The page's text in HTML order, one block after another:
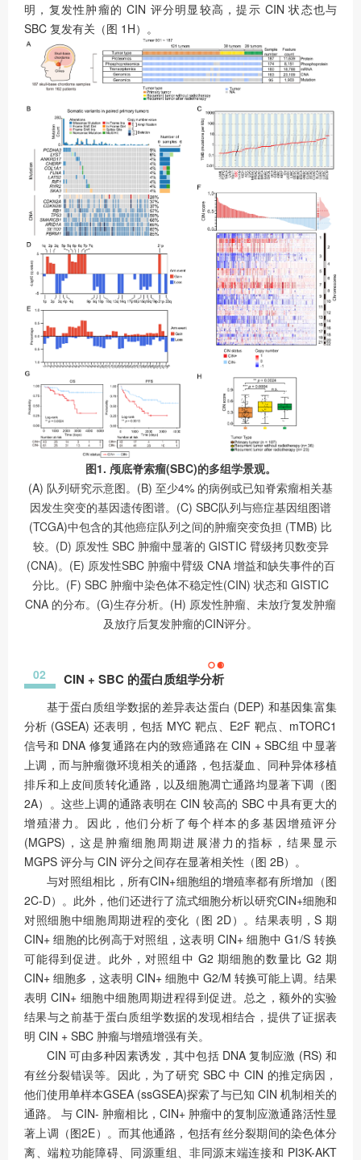
明，复发性肿瘤的 CIN 评分明显较高，提示 CIN 状态也与
SBC 复发有关（图 1H）。
图1. 颅底脊索瘤(SBC)的多组学景观。
(A) 队列研究示意图。(B) 至少4% 的病例或已知脊索瘤相关基
因发生突变的基因遗传图谱。(C) SBC队列与癌症基因组图谱
(TCGA)中包含的其他癌症队列之间的肿瘤突变负担 (TMB) 比
较。(D) 原发性 SBC 肿瘤中显著的 GISTIC 臂级拷贝数变异
(CNA)。(E) 原发性SBC 肿瘤中臂级 CNA 增益和缺失事件的百
分比。(F) SBC 肿瘤中染色体不稳定性(CIN) 状态和 GISTIC
CNA 的分布。(G)生存分析。(H) 原发性肿瘤、未放疗复发肿瘤
及放疗后复发肿瘤的CIN评分。
02 CIN + SBC 的蛋白质组学分析
基于蛋白质组学数据的差异表达蛋白 (DEP) 和基因集富集
分析 (GSEA) 还表明，包括 MYC 靶点、E2F 靶点、mTORC1
信号和 DNA 修复通路在内的致癌通路在 CIN + SBC组 中显著
上调，而与肿瘤微环境相关的通路，包括凝血、同种异体移植
排斥和上皮间质转化通路，以及细胞凋亡通路均显著下调（图
2A）。这些上调的通路表明在 CIN 较高的 SBC 中具有更大的
增殖潜力。因此，他们分析了每个样本的多基因增殖评分
(MGPS)，这是肿瘤细胞周期进展潜力的指标，结果显示
MGPS 评分与 CIN 评分之间存在显著相关性（图 2B）。
与对照组相比，所有CIN+细胞组的增殖率都有所增加（图
2C-D）。此外，他们还进行了流式细胞分析以研究CIN+细胞和
对照细胞中细胞周期进程的变化（图 2D）。结果表明，S 期
CIN+ 细胞的比例高于对照组，这表明 CIN+ 细胞中 G1/S 转换
可能得到促进。此外，对照组中 G2 期细胞的数量比 G2 期
CIN+ 细胞多，这表明 CIN+ 细胞中 G2/M 转换可能上调。结果
表明 CIN+ 细胞中细胞周期进程得到促进。总之，额外的实验
结果与之前基于蛋白质组学数据的发现相结合，提供了证据表
明 CIN + SBC 肿瘤与增殖增强有关。
CIN 可由多种因素诱发，其中包括 DNA 复制应激 (RS) 和
有丝分裂错误等。因此，为了研究 SBC 中 CIN 的推定病因，
他们使用单样本GSEA (ssGSEA)探索了与已知 CIN 机制相关的
通路。 与 CIN- 肿瘤相比，CIN+ 肿瘤中的复制应激通路活性显
著上调（图2E）。而其他通路，包括有丝分裂期间的染色体分
离、端粒功能障碍、同源重组、非同源末端连接和 PI3K-AKT